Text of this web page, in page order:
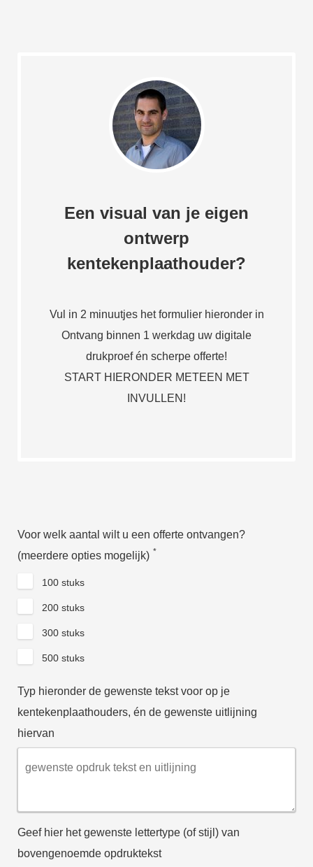
Een visual van je eigen
ontwerp
kentekenplaathouder?
Vul in 2 minuutjes het formulier hieronder in
Ontvang binnen 1 werkdag uw digitale
drukproef én scherpe offerte!
START HIERONDER METEEN MET
INVULLEN!
Voor welk aantal wilt u een offerte ontvangen?
(meerdere opties mogelijk) *
100 stuks
200 stuks
300 stuks
500 stuks
Typ hieronder de gewenste tekst voor op je
kentekenplaathouders, én de gewenste uitlijning
hiervan
Geef hier het gewenste lettertype (of stijl) van
bovengenoemde opdruktekst